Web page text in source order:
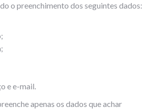
o preenchimento dos seguintes dados:
e e-mail.
apenas os dados que achar